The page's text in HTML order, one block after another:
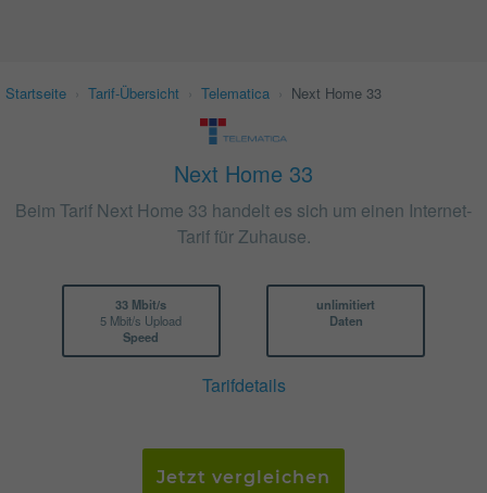
Startseite Tarif-Übersicht Telematica Next Home 33
Next Home 33
Beim Tarif Next Home 33 handelt es sich um einen Internet-
Tarif für Zuhause.
33 Mbit/s
5 Mbit/s Upload
Speed
unlimitiert
Daten
Tarifdetails
Jetzt vergleichen